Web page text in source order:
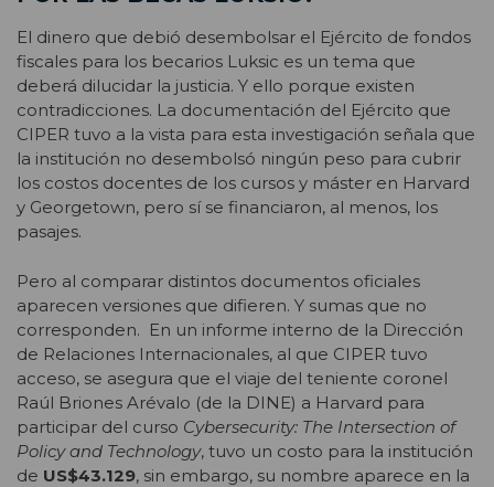
El dinero que debió desembolsar el Ejército de fondos
fiscales para los becarios Luksic es un tema que
deberá dilucidar la justicia. Y ello porque existen
contradicciones. La documentación del Ejército que
CIPER tuvo a la vista para esta investigación señala que
la institución no desembolsó ningún peso para cubrir
los costos docentes de los cursos y máster en Harvard
y Georgetown, pero sí se financiaron, al menos, los
pasajes.
Pero al comparar distintos documentos oficiales
aparecen versiones que difieren. Y sumas que no
corresponden. En un informe interno de la Dirección
de Relaciones Internacionales, al que CIPER tuvo
acceso, se asegura que el viaje del teniente coronel
Raúl Briones Arévalo (de la DINE) a Harvard para
participar del curso Cybersecurity: The Intersection of
Policy and Technology, tuvo un costo para la institución
de US$43.129, sin embargo, su nombre aparece en la